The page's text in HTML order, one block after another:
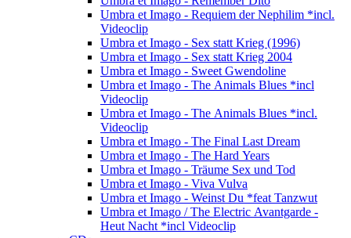
Umbra et Imago - Requiem der Nephilim *incl.
Videoclip
Umbra et Imago - Sex statt Krieg (1996)
Umbra et Imago - Sex statt Krieg 2004
Umbra et Imago - Sweet Gwendoline
Umbra et Imago - The Animals Blues *incl
Videoclip
Umbra et Imago - The Animals Blues *incl.
Videoclip
Umbra et Imago - The Final Last Dream
Umbra et Imago - The Hard Years
Umbra et Imago - Träume Sex und Tod
Umbra et Imago - Viva Vulva
Umbra et Imago - Weinst Du *feat Tanzwut
Umbra et Imago / The Electric Avantgarde -
Heut Nacht *incl Videoclip